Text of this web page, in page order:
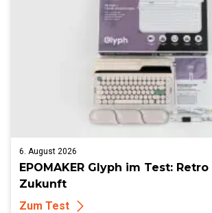
6. August 2026
EPOMAKER Glyph im Test:
Zukunft
Zum Test